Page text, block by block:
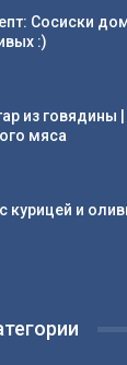
Сосиски
:)
из говядины
мяса
курицей и